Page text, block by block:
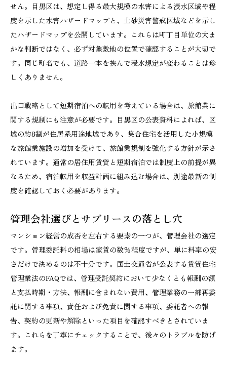
せん。目黒区は、想定し得る最大規模の水害による浸水区域や程
度を示した水害ハザードマップと、土砂災害警戒区域などを示し
たハザードマップを公開しています。これらは町丁目単位の大ま
かな判断ではなく、必ず対象敷地の位置で確認することが大切で
す。同じ町名でも、道路一本を挟んで浸水想定が変わることは珍
しくありません。
出口戦略として短期宿泊への転用を考えている場合は、旅館業に
関する規制にも注意が必要です。目黒区の公表資料によれば、区
域の約8割が住居系用途地域であり、集合住宅を活用した小規模
な旅館業施設の増加を受けて、旅館業規制を強化する方針が示さ
れています。通常の居住用賃貸と短期宿泊では制度上の前提が異
なるため、宿泊転用を収益計画に組み込む場合は、別途最新の制
度を確認しておく必要があります。
管理会社選びとサブリースの落とし穴
マンション経営の成否を左右する要素の一つが、管理会社の選定
です。管理委託料の相場は家賃の数%程度ですが、単に料率の安
さだけで決めるのは不十分です。国土交通省が公表する賃貸住宅
管理業法のFAQでは、管理受託契約において少なくとも報酬の額
と支払時期・方法、報酬に含まれない費用、管理業務の一部再委
託に関する事項、責任および免責に関する事項、委託者への報
告、契約の更新や解除といった項目を確認すべきとされていま
す。これらを丁寧にチェックすることで、後々のトラブルを防げ
ます。